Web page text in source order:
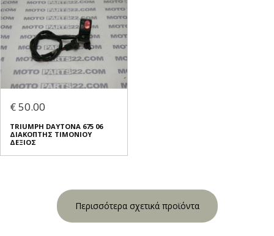
€ 50.00
TRIUMPH DAYTONA 675 06
ΔΙΑΚΟΠΤΗΣ ΤΙΜΟΝΙΟΥ
ΔΕΞΙΟΣ
Περισσότερα σχετικά προϊόντα